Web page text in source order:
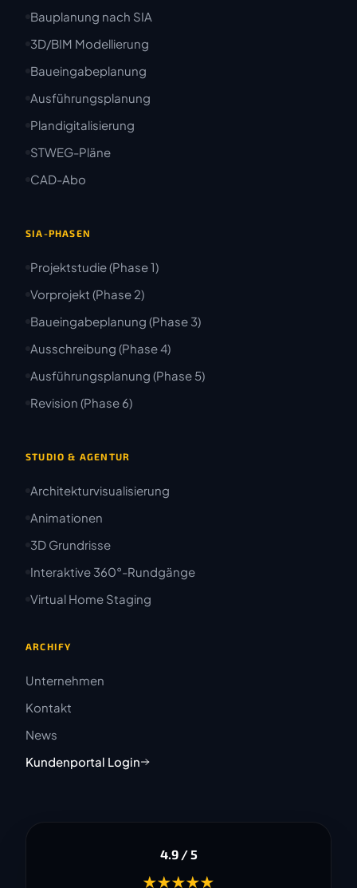
Bauplanung nach SIA
3D/BIM Modellierung
Baueingabeplanung
Ausführungsplanung
Plandigitalisierung
STWEG-Pläne
CAD-Abo
SIA-PHASEN
Projektstudie (Phase 1)
Vorprojekt (Phase 2)
Baueingabeplanung (Phase 3)
Ausschreibung (Phase 4)
Ausführungsplanung (Phase 5)
Revision (Phase 6)
STUDIO & AGENTUR
Architekturvisualisierung
Animationen
3D Grundrisse
Interaktive 360°-Rundgänge
Virtual Home Staging
ARCHIFY
Unternehmen
Kontakt
News
Kundenportal Login
4.9 / 5
★★★★★